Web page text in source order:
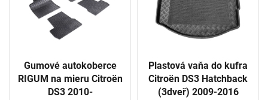
Gumové autokoberce
RIGUM na mieru Citroën
DS3 2010-
Plastová vaňa do kufra
Citroën DS3 Hatchback
(3dveř) 2009-2016